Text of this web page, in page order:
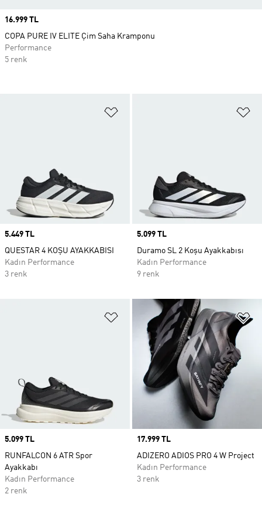
Price
5.449 TL
QUESTAR 4 KOŞU AYAKKABISI
Kadın Performance
3 renk
Price
5.099 TL
Duramo SL 2 Koşu Ayakkabısı
Kadın Performance
9 renk
Favori Listesine Ekle
Price
5.099 TL
RUNFALCON 6 ATR Spor
Ayakkabı
Kadın Performance
2 renk
Price
17.999 TL
ADIZERO ADIOS PRO 4 W Project
Kadın Performance
3 renk
Price
16.999 TL
COPA PURE IV ELITE Çim Saha Kramponu
Performance
5 renk